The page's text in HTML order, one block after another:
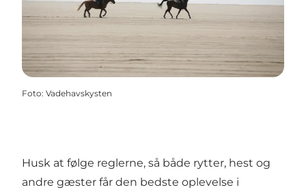
Foto: Vadehavskysten
Husk at følge reglerne, så både rytter, hest og
andre gæster får den bedste oplevelse i